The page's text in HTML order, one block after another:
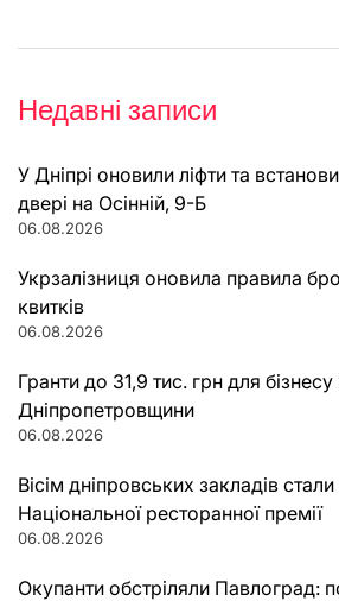
Недавні записи
У Дніпрі оновили ліфти та
двері на Осінній, 9-Б
06.08.2026
Укрзалізниця оновила правила
квитків
06.08.2026
Гранти до 31,9 тис. грн для бізнесу
Дніпропетровщини
06.08.2026
Вісім дніпровських закладів
Національної ресторанної премії
06.08.2026
Окупанти обстріляли Павлоград: